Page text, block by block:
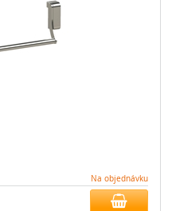
Na objednávku